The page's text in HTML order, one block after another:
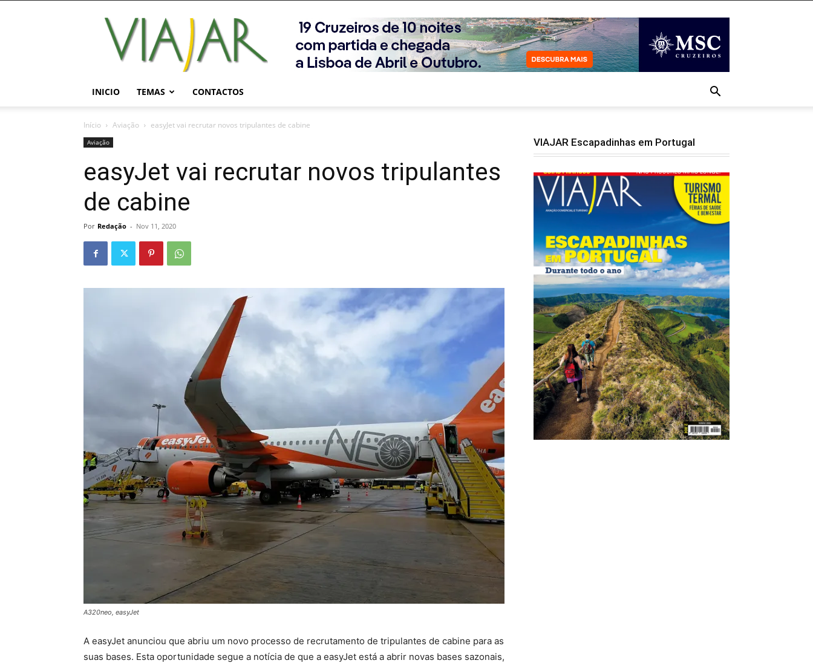
Viajar
Magazine
Online
INICIO TEMAS CONTACTOS
Início Aviação easyJet vai recrutar novos tripulantes de cabine
Aviação
easyJet vai recrutar novos tripulantes
de cabine
Por Redação - Nov 11, 2020
A320neo, easyJet
A easyJet anunciou que abriu um novo processo de recrutamento de tripulantes de cabine para as
suas bases. Esta oportunidade segue a notícia de que a easyJet está a abrir novas bases sazonais,
VIAJAR Escapadinhas em Portugal